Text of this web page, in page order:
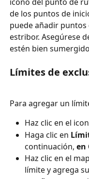
de los puntos de
puede añadir
estribor. Asegúrese
estén bien
Límites de
Para agregar un
Haz clic en el
Haga clic en
continuación, en
Haz clic en el
límite y agrega